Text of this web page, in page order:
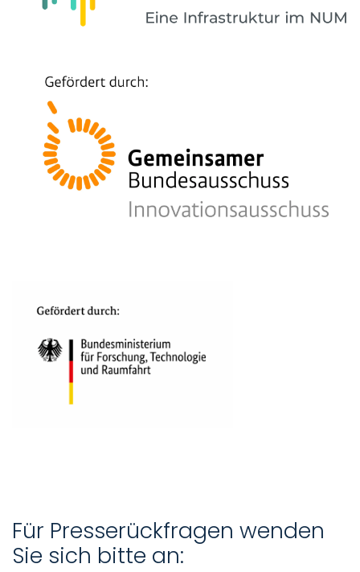
Für Presserückfragen wenden
Sie sich bitte an: